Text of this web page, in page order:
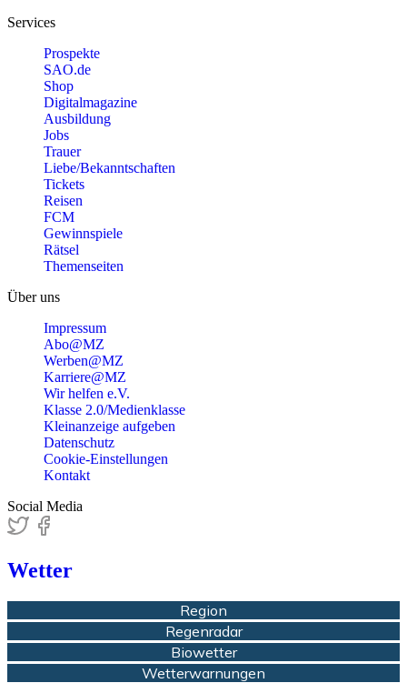
Services
Prospekte
SAO.de
Shop
Digitalmagazine
Ausbildung
Jobs
Trauer
Liebe/Bekanntschaften
Tickets
Reisen
FCM
Gewinnspiele
Rätsel
Themenseiten
Über uns
Impressum
Abo@MZ
Werben@MZ
Karriere@MZ
Wir helfen e.V.
Klasse 2.0/Medienklasse
Kleinanzeige aufgeben
Datenschutz
Cookie-Einstellungen
Kontakt
Social Media
Wetter
Region
Regenradar
Biowetter
Wetterwarnungen